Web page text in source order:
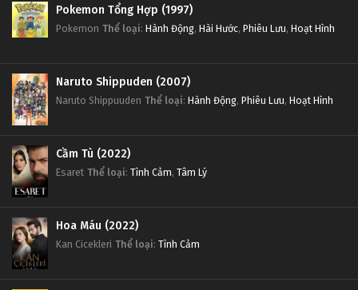
Pokemon Tổng Hợp (1997)
Pokemon Thể loại: Hành Động, Hài Hước, Phiêu Lưu, Hoạt Hình
Naruto Shippuden (2007)
Naruto Shippuuden Thể loại: Hành Động, Phiêu Lưu, Hoạt Hình
Cầm Tù (2022)
Esaret Thể loại: Tình Cảm, Tâm Lý
Hoa Máu (2022)
Kan Cicekleri Thể loại: Tình Cảm